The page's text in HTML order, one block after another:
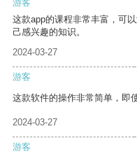
游客
这款app的课程非常丰富，可
己感兴趣的知识。
2024-03-27
游客
这款软件的操作非常简单，即
2024-03-27
游客